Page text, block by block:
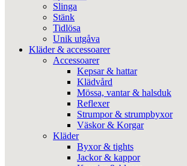
Slinga
Stänk
Tidlösa
Unik utgåva
Kläder & accessoarer
Accessoarer
Kepsar & hattar
Klädvård
Mössa, vantar & halsduk
Reflexer
Strumpor & strumpbyxor
Väskor & Korgar
Kläder
Byxor & tights
Jackor & kappor